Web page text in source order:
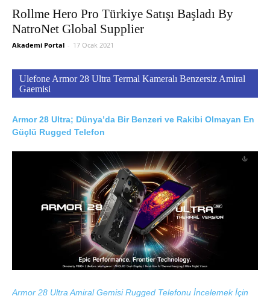
Rollme Hero Pro Türkiye Satışı Başladı By
NatroNet Global Supplier
Akademi Portal - 17 Ocak 2021
Ulefone Armor 28 Ultra Termal Kameralı Benzersiz Amiral
Gaemisi
Armor 28 Ultra; Dünya’da Bir Benzeri ve Rakibi Olmayan En
Güçlü Rugged Telefon
Armor 28 Ultra Amiral Gemisi Rugged Telefonu İncelemek İçin